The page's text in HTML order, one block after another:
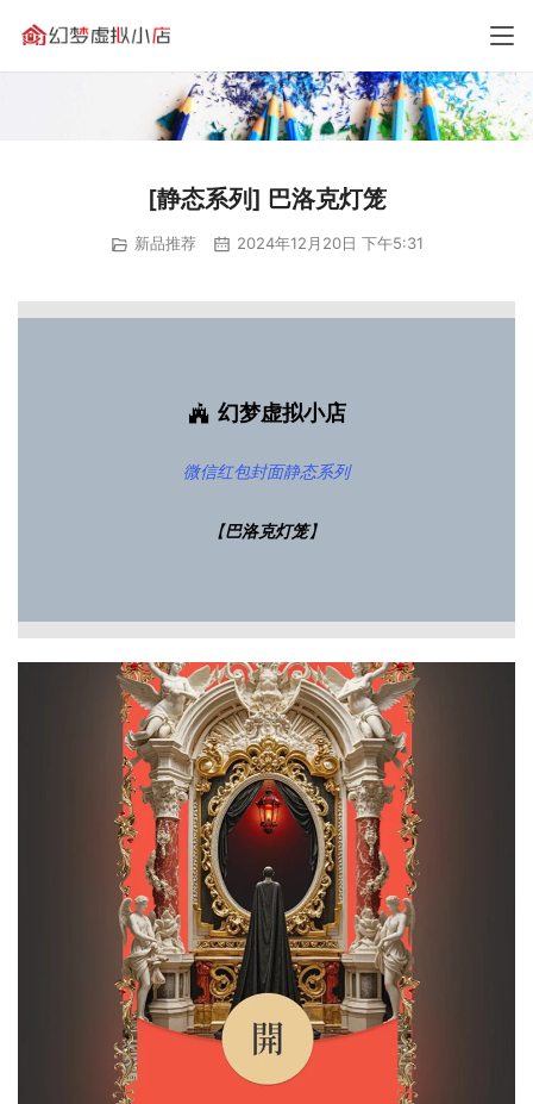
[静态系列] 巴洛克灯笼
新品推荐 2024年12月20日 下午5:31
幻梦虚拟小店
微信红包封面静态系列
【巴洛克灯笼】